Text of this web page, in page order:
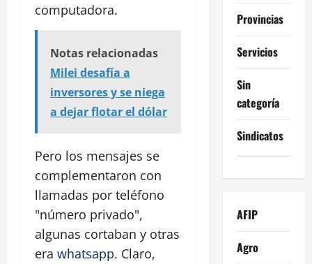
computadora.
Notas relacionadas
Milei desafía a
inversores y se niega
a dejar flotar el dólar
Pero los mensajes se
complementaron con
llamadas por teléfono
"número privado",
algunas cortaban y otras
era whatsapp. Claro,
Provincias
Servicios
Sin
categoría
Sindicatos
AFIP
Agro